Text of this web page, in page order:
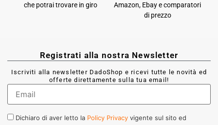
che potrai trovare in giro
Amazon, Ebay e comparatori
di prezzo
Registrati alla nostra Newsletter
Iscriviti alla newsletter DadoShop e ricevi tutte le novità ed
offerte direttamente sulla tua email!
Dichiaro di aver letto la Policy Privacy vigente sul sito ed